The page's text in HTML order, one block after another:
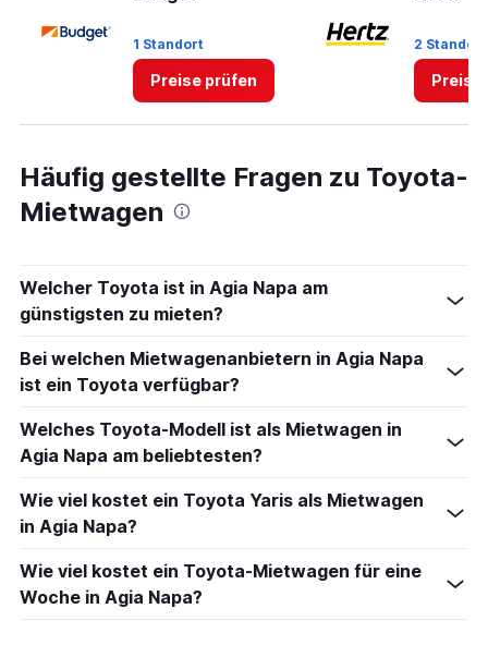
1 Standort
Preise prüfen
2
Preise
Häufig gestellte Fragen zu Toyota-
Mietwagen
Welcher Toyota ist in Agia Napa am
günstigsten zu mieten?
Bei welchen Mietwagenanbietern in Agia Napa
ist ein Toyota verfügbar?
Welches Toyota-Modell ist als Mietwagen in
Agia Napa am beliebtesten?
Wie viel kostet ein Toyota Yaris als Mietwagen
in Agia Napa?
Wie viel kostet ein Toyota-Mietwagen für eine
Woche in Agia Napa?